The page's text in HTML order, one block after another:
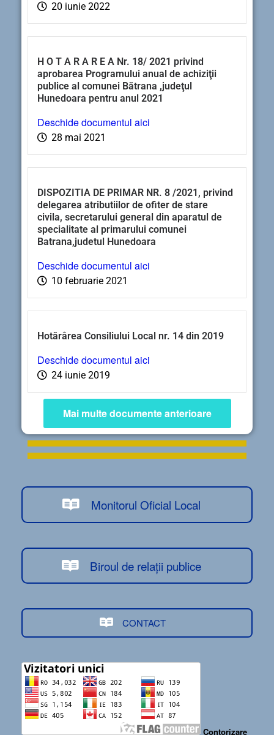
20 iunie 2022
H O T A R A R E A Nr. 18/ 2021 privind
aprobarea Programului anual de achiziţii
publice al comunei Bătrana ,judeţul
Hunedoara pentru anul 2021
Deschide documentul aici
28 mai 2021
DISPOZITIA DE PRIMAR NR. 8 /2021, privind
delegarea atributiilor de ofiter de stare
civila, secretarului general din aparatul de
specialitate al primarului comunei
Batrana,judetul Hunedoara
Deschide documentul aici
10 februarie 2021
Hotărârea Consiliului Local nr. 14 din 2019
Deschide documentul aici
24 iunie 2019
Mai multe documente anterioare
Monitorul Oficial Local
Biroul de relații publice
CONTACT
Contorizare